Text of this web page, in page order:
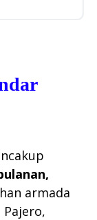
armada
Pajero,